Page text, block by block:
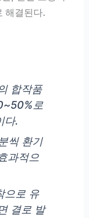
해결된다.
합작품
로
다.
씩 환기
과적으
으로 유
결로 발